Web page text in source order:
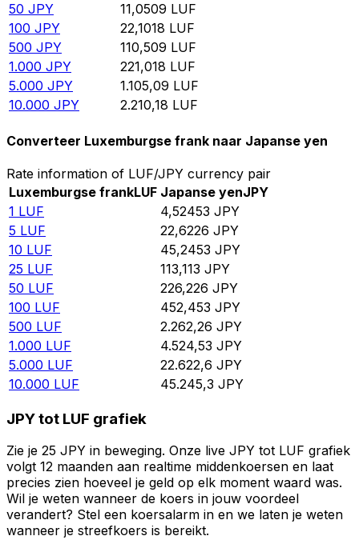
50 JPY 11,0509 LUF
100 JPY 22,1018 LUF
500 JPY 110,509 LUF
1.000 JPY 221,018 LUF
5.000 JPY 1.105,09 LUF
10.000 JPY 2.210,18 LUF
Converteer Luxemburgse frank naar Japanse yen
Rate information of LUF/JPY currency pair
Luxemburgse frankLUF Japanse yenJPY
1 LUF 4,52453 JPY
5 LUF 22,6226 JPY
10 LUF 45,2453 JPY
25 LUF 113,113 JPY
50 LUF 226,226 JPY
100 LUF 452,453 JPY
500 LUF 2.262,26 JPY
1.000 LUF 4.524,53 JPY
5.000 LUF 22.622,6 JPY
10.000 LUF 45.245,3 JPY
JPY tot LUF grafiek
Zie je 25 JPY in beweging. Onze live JPY tot LUF grafiek
volgt 12 maanden aan realtime middenkoersen en laat
precies zien hoeveel je geld op elk moment waard was.
Wil je weten wanneer de koers in jouw voordeel
verandert? Stel een koersalarm in en we laten je weten
wanneer je streefkoers is bereikt.